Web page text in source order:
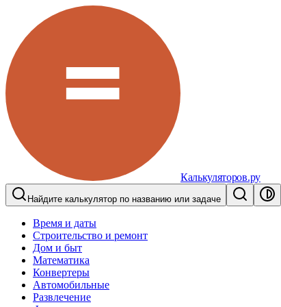
Калькуляторов.ру
Найдите калькулятор по названию или задаче
Время и даты
Строительство и ремонт
Дом и быт
Математика
Конвертеры
Автомобильные
Развлечение